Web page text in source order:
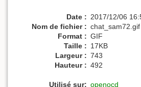
Date : 2017/12/06
Nom de fichier : chat_sam72.gif
Format : GIF
Taille : 17KB
Largeur : 743
Hauteur : 492
Utilisé sur: openocd